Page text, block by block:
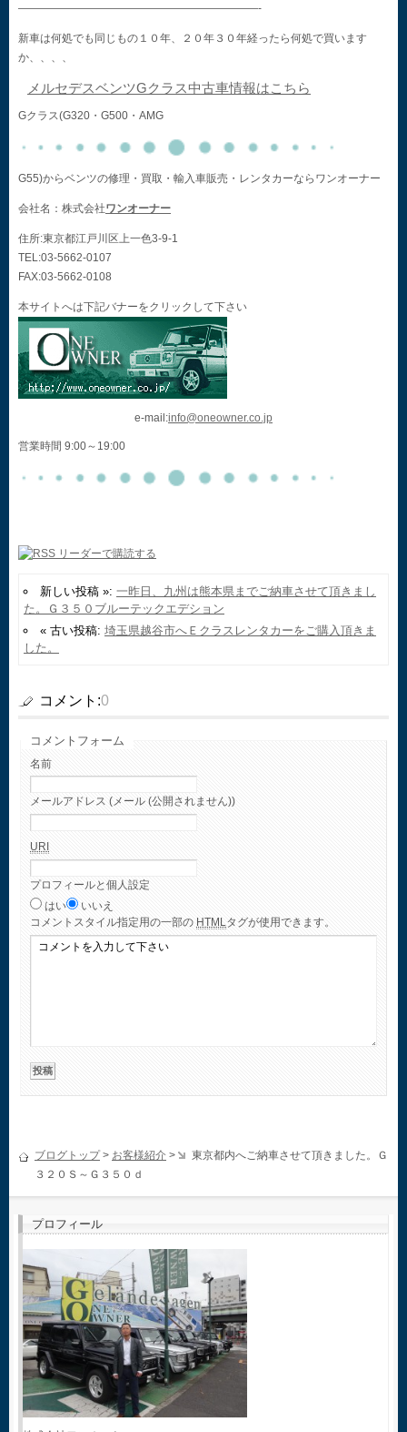
——————————————————————-
新車は何処でも同じもの１０年、２０年３０年経ったら何処で買います
か、、、、
メルセデスベンツGクラス中古車情報はこちら
Gクラス(G320・G500・AMG
G55)からベンツの修理・買取・輸入車販売・レンタカーならワンオーナー
会社名：株式会社ワンオーナー
住所:東京都江戸川区上一色3-9-1
TEL:03-5662-0107
FAX:03-5662-0108
本サイトへは下記バナーをクリックして下さい
e-mail:info@oneowner.co.jp
営業時間 9:00～19:00
新しい投稿 »: 一昨日、九州は熊本県までご納車させて頂きまし
た。Ｇ３５０ブルーテックエデション
« 古い投稿: 埼玉県越谷市へＥクラスレンタカーをご購入頂きま
した。
コメント:0
コメントフォーム
名前
メールアドレス (メール (公開されません))
URI
プロフィールと個人設定
はい
いいえ
コメント スタイル指定用の一部の HTMLタグが使用できます。
ブログトップ> お客様紹介 >
東京都内へご納車させて頂きました。Ｇ
３２０Ｓ～Ｇ３５０ｄ
プロフィール